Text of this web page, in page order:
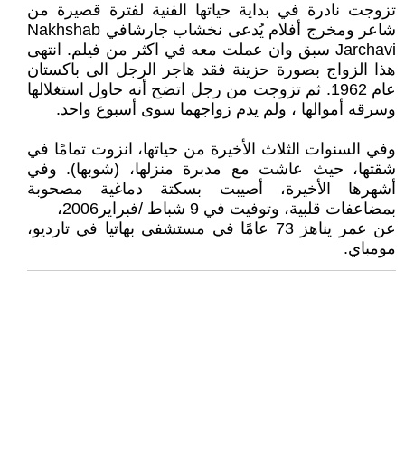
تزوجت نادرة في بداية حياتها الفنية لفترة قصيرة من
شاعر ومخرج أفلام يُدعى نخشاب جارشافي Nakhshab
Jarchavi سبق وان عملت معه في اكثر من فيلم. انتهى
هذا الزواج بصورة حزينة فقد هاجر الرجل الى باكستان
عام 1962. ثم تزوجت من رجل اتضح أنه حاول استغلالها
وسرقه أموالها ، ولم يدم زواجهما سوى أسبوع واحد.
وفي السنوات الثلاث الأخيرة من حياتها، انزوت تمامًا في
شقتها، حيث عاشت مع مدبرة منزلها، (شوبها). وفي
أشهرها الأخيرة، أصيبت بسكتة دماغية مصحوبة
بمضاعفات قلبية، وتوفيت في 9 شباط /فبراير2006،
عن عمر يناهز 73 عامًا في مستشفى بهاتيا في تارديو،
مومباي.